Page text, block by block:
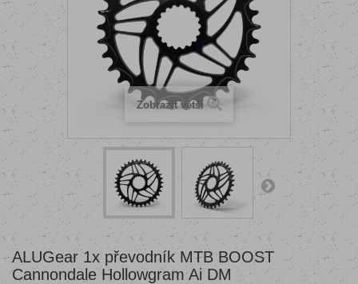
Zobrazit větší
ALUGear 1x převodník MTB BOOST
Cannondale Hollowgram Ai DM